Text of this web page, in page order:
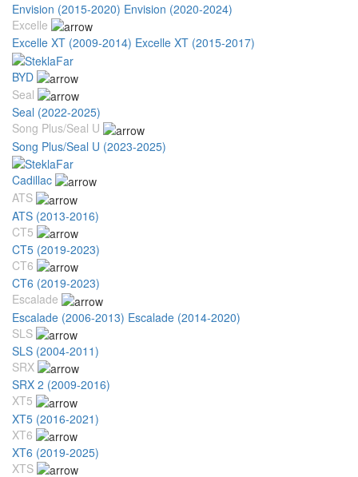
Envision (2015-2020) Envision (2020-2024)
Excelle
Excelle XT (2009-2014) Excelle XT (2015-2017)
BYD
Seal
Seal (2022-2025)
Song Plus/Seal U
Song Plus/Seal U (2023-2025)
Cadillac
ATS
ATS (2013-2016)
CT5
CT5 (2019-2023)
CT6
CT6 (2019-2023)
Escalade
Escalade (2006-2013) Escalade (2014-2020)
SLS
SLS (2004-2011)
SRX
SRX 2 (2009-2016)
XT5
XT5 (2016-2021)
XT6
XT6 (2019-2025)
XTS